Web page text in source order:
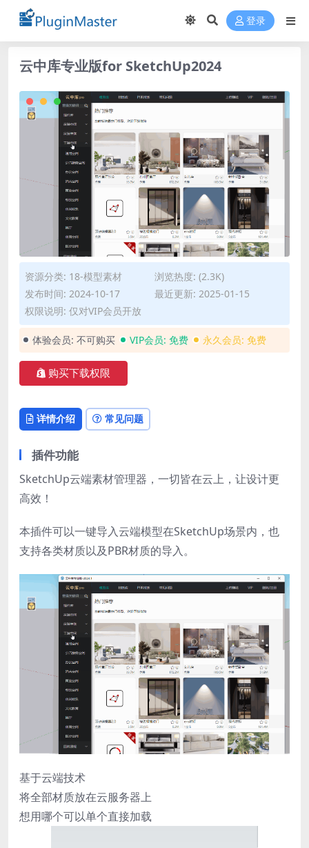
登录
云中库专业版for SketchUp2024
资源分类: 18-模型素材
浏览热度: (2.3K)
发布时间: 2024-10-17
最近更新: 2025-01-15
权限说明: 仅对VIP会员开放
体验会员: 不可购买 VIP会员: 免费 永久会员: 免费
购买下载权限
详情介绍 常见问题
插件功能
SketchUp云端素材管理器，一切皆在云上，让设计更
高效！
本插件可以一键导入云端模型在SketchUp场景内，也
支持各类材质以及PBR材质的导入。
基于云端技术
将全部材质放在云服务器上
想用哪个可以单个直接加载